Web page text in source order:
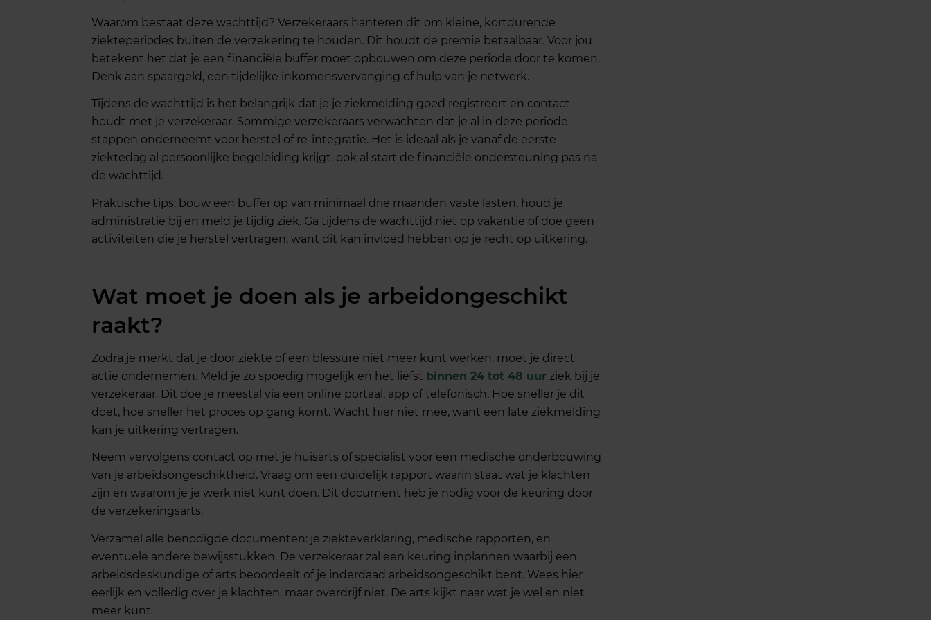
Waarom bestaat deze wachttijd? Verzekeraars hanteren dit om kleine, kortdurende
ziekteperiodes buiten de verzekering te houden. Dit houdt de premie betaalbaar. Voor jou
betekent het dat je een financiële buffer moet opbouwen om deze periode door te komen.
Denk aan spaargeld, een tijdelijke inkomensvervanging of hulp van je netwerk.
Tijdens de wachttijd is het belangrijk dat je je ziekmelding goed registreert en contact
houdt met je verzekeraar. Sommige verzekeraars verwachten dat je al in deze periode
stappen onderneemt voor herstel of re-integratie. Het is ideaal als je vanaf de eerste
ziektedag al persoonlijke begeleiding krijgt, ook al start de financiële ondersteuning pas na
de wachttijd.
Praktische tips: bouw een buffer op van minimaal drie maanden vaste lasten, houd je
administratie bij en meld je tijdig ziek. Ga tijdens de wachttijd niet op vakantie of doe geen
activiteiten die je herstel vertragen, want dit kan invloed hebben op je recht op uitkering.
Wat moet je doen als je arbeidongeschikt
raakt?
Zodra je merkt dat je door ziekte of een blessure niet meer kunt werken, moet je direct
actie ondernemen. Meld je zo spoedig mogelijk en het liefst binnen 24 tot 48 uur ziek bij je
verzekeraar. Dit doe je meestal via een online portaal, app of telefonisch. Hoe sneller je dit
doet, hoe sneller het proces op gang komt. Wacht hier niet mee, want een late ziekmelding
kan je uitkering vertragen.
Neem vervolgens contact op met je huisarts of specialist voor een medische onderbouwing
van je arbeidsongeschiktheid. Vraag om een duidelijk rapport waarin staat wat je klachten
zijn en waarom je je werk niet kunt doen. Dit document heb je nodig voor de keuring door
de verzekeringsarts.
Verzamel alle benodigde documenten: je ziekteverklaring, medische rapporten, en
eventuele andere bewijsstukken. De verzekeraar zal een keuring inplannen waarbij een
arbeidsdeskundige of arts beoordeelt of je inderdaad arbeidsongeschikt bent. Wees hier
eerlijk en volledig over je klachten, maar overdrijf niet. De arts kijkt naar wat je wel en niet
meer kunt.